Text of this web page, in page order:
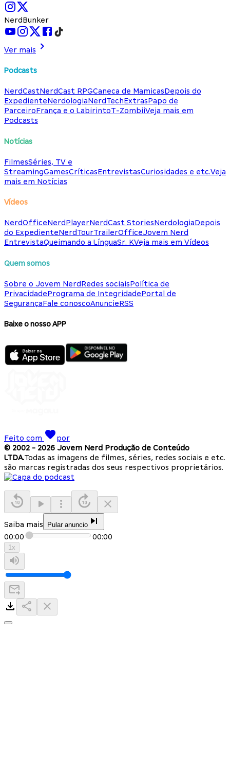
NerdBunker
Ver mais
Podcasts
NerdCastNerdCast RPGCaneca de MamicasDepois do
ExpedienteNerdologiaNerdTechExtrasPapo de
ParceiroFrança e o LabirintoT-ZombiiVeja mais em
Podcasts
Notícias
FilmesSéries, TV e
StreamingGamesCríticasEntrevistasCuriosidades e etc.Veja
mais em Notícias
Vídeos
NerdOfficeNerdPlayerNerdCast StoriesNerdologiaDepois
do ExpedienteNerdTourTrailerOfficeJovem Nerd
EntrevistaQueimando a LínguaSr. KVeja mais em Vídeos
Quem somos
Sobre o Jovem NerdRedes sociaisPolítica de
PrivacidadePrograma de IntegridadePortal de
SegurançaFale conoscoAnuncieRSS
Baixe o nosso APP
Feito com
por
© 2002 - 2026 Jovem Nerd Produção de Conteúdo
LTDA.Todas as imagens de filmes, séries, redes sociais e etc.
são marcas registradas dos seus respectivos proprietários.
Saiba mais Pular anuncio
00:00 00:00
1x